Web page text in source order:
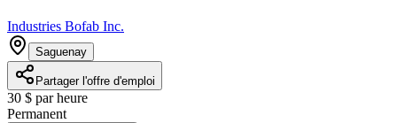
Industries Bofab Inc.
Saguenay
Partager l'offre d'emploi
30 $ par heure
Permanent